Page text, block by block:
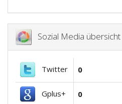
Sozial Media übersicht
Twitter 0
Gplus+ 0